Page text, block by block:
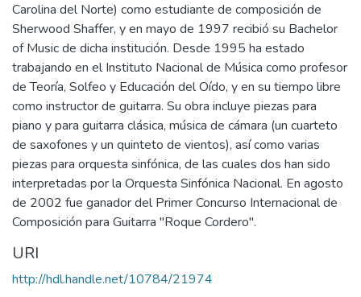
Carolina del Norte) como estudiante de composición de
Sherwood Shaffer, y en mayo de 1997 recibió su Bachelor
of Music de dicha institución. Desde 1995 ha estado
trabajando en el Instituto Nacional de Música como profesor
de Teoría, Solfeo y Educación del Oído, y en su tiempo libre
como instructor de guitarra. Su obra incluye piezas para
piano y para guitarra clásica, música de cámara (un cuarteto
de saxofones y un quinteto de vientos), así como varias
piezas para orquesta sinfónica, de las cuales dos han sido
interpretadas por la Orquesta Sinfónica Nacional. En agosto
de 2002 fue ganador del Primer Concurso Internacional de
Composición para Guitarra "Roque Cordero".
URI
http://hdl.handle.net/10784/21974